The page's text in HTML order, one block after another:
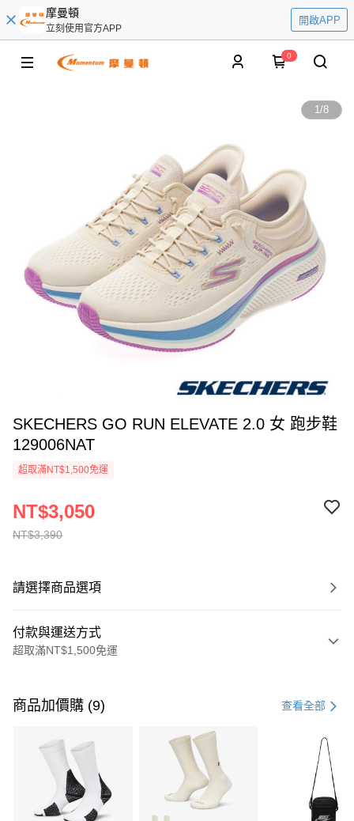
摩曼頓
立刻使用官方APP
開啟APP
0
1/8
SKECHERS GO RUN ELEVATE 2.0 女 跑步鞋
129006NAT
超取滿NT$1,500免運
NT$3,390
NT$3,050
請選擇商品選項
付款與運送方式
超取滿NT$1,500免運
信用卡一次付款
3 期 0 利率 每期 21家銀行
合作金庫商業銀行
第一商業銀行
華南商業銀行
彰化商業銀行
上海商業儲蓄銀行
Apple Pay
商品加價購 (9) 查看全部